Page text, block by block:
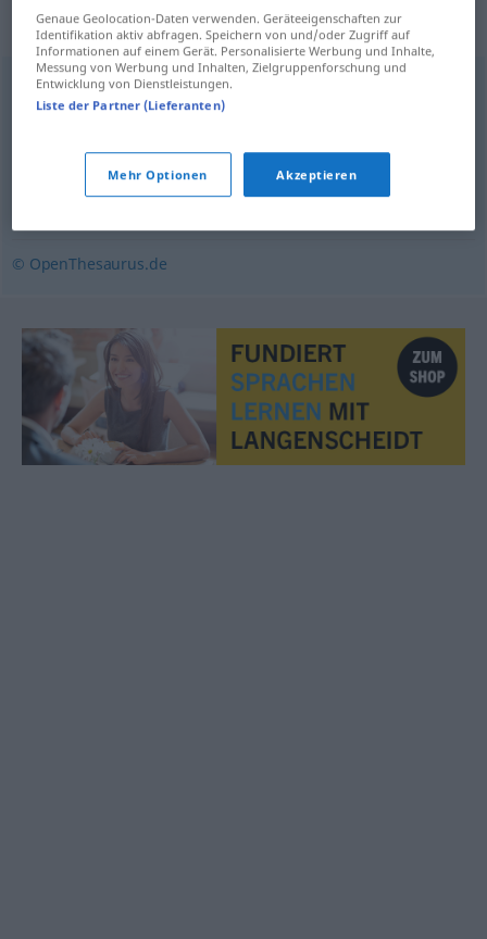
Synonyme für "innehalten"
(sich) unterbrechen
,erschrecken,stutzen
© OpenThesaurus.de
Genaue Geolocation-Daten verwenden. Geräteeigenschaften zur
Identifikation aktiv abfragen. Speichern von und/oder Zugriff auf
Informationen auf einem Gerät. Personalisierte Werbung und Inhalte,
Messung von Werbung und Inhalten, Zielgruppenforschung und
Entwicklung von Dienstleistungen.
Liste der Partner (Lieferanten)
Mehr Optionen Akzeptieren